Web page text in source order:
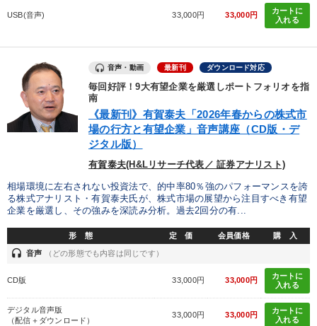
local_offer タグから探す refresh 更新する
タグ・キーワード
相続・事業承継 早分かり 営業 老舗企業
株式市場
教育 健康・ウェルビーイング
一倉定 創業者 ランチェスター戦略 サービス
稲盛和夫 モチベーション 運勢・先見
USB(音声) 33,000円 33,000円
カートに
入れる
音声・動画 最新刊 ダウンロード対応
毎回好評！9大有望企業を厳選しポートフォリオを指
南
《最新刊》有賀泰夫「2026年春からの株式市
場の行方と有望企業」音声講座（CD版・デ
ジタル版）
有賀泰夫(H&Lリサーチ代表／ 証券アナリスト)
相場環境に左右されない投資法で、的中率80％強のパフォーマンスを誇
る株式アナリスト・有賀泰夫氏が、株式市場の展望から注目すべき有望
企業を厳選し、その強みを深読み分析。過去2回分の有...
形 態 定 価 会員価格 購 入
headset 音声 （どの形態でも内容は同じです）
CD版 33,000円 33,000円
カートに
入れる
デジタル音声版
（配信＋ダウンロード）
33,000円 33,000円
カートに
入れる